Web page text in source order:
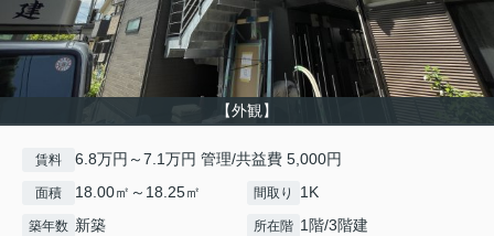
【外観】
賃料 6.8万円～7.1万円 管理/共益費 5,000円
面積 18.00㎡～18.25㎡ 間取り 1K
築年数 新築 所在階 1階/3階建